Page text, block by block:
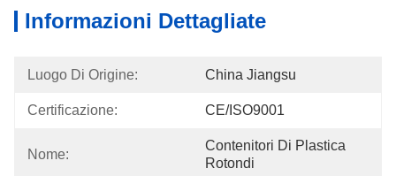
Informazioni Dettagliate
Luogo Di Origine: China Jiangsu
Certificazione: CE/ISO9001
Nome:
Contenitori Di Plastica
Rotondi